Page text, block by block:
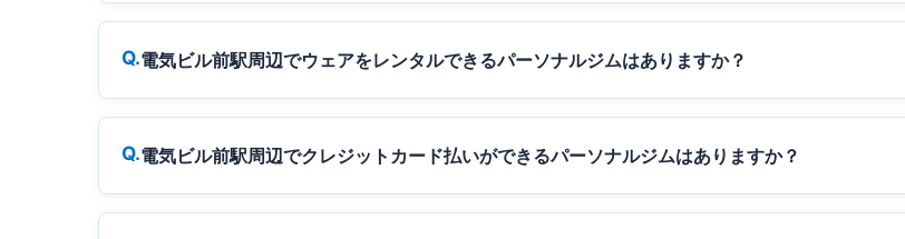
電気ビル前駅周辺でウェアをレンタルできるパーソナルジムはありますか？
電気ビル前駅周辺でクレジットカード払いができるパーソナルジムはありますか？